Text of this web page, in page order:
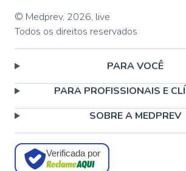
© Medprev, 2026, live
Todos os direitos reservados
PARA VOCÊ
PARA PROFISSIONAIS E
SOBRE A MEDPREV
Verificada por